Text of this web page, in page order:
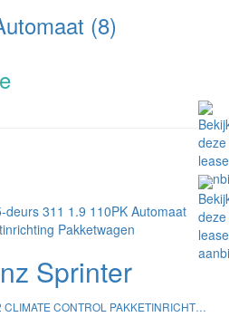
(8)
Sprinter
311 1.9 110PK AUTOMAAT L3H2 CLIMATE CONTROL PAKKETINRICHTING PAKKETWAGEN